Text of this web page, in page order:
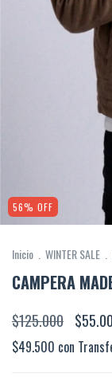
56% OFF
Inicio WINTER SALE
CAMPERA
$125.000
$49.500 con